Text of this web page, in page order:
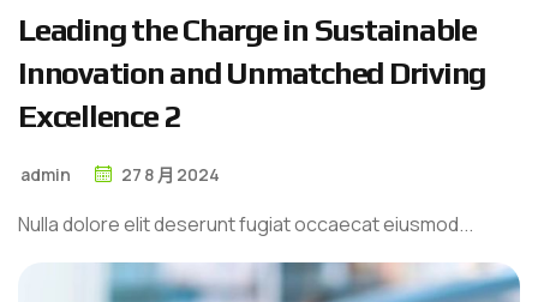
LeadingtheCharge in Sustainable
Innovation and Unmatched Driving
Excellence 2
admin 27 8 月 2024
Nulla dolore elit deserunt fugiat occaecat eiusmod...